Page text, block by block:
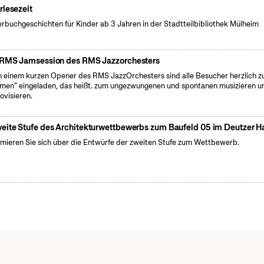
für Kinder ab 3 Jahren in der Stadtteilbibliothek Mülheim
Jamsession des RMS Jazzorchesters
einem kurzen Opener des RMS JazzOrchesters sind alle Besucher herzlich
eingeladen, das heißt. zum ungezwungenen und spontanen musizieren
Stufe des Architekturwettbewerbs zum Baufeld 05 im Deutzer
Sie sich über die Entwürfe der zweiten Stufe zum Wettbewerb.